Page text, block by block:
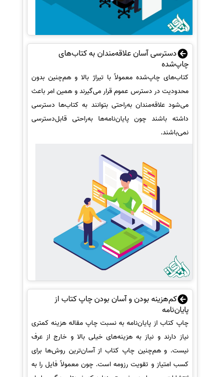
دسترسی آسان علاقه‌مندان به کتاب‌های
چاپ‌شده
کتاب‌های چاپ‌شده معمولاً با تیراژ بالا و هم‌چنین بدون
محدودیت در دسترس عموم قرار می‌گیرند و همین امر باعث
می‌شود علاقه‌مندان به‌راحتی بتوانند به کتاب‌ها دسترسی
داشته باشند چون پایان‌نامه‌ها به‌راحتی قابل‌دسترسی
نمی‌باشند.
کم‌هزینه بودن و آسان بودن چاپ کتاب از
پایان‌نامه
چاپ کتاب از پایان‌نامه به نسبت چاپ مقاله هزینه کمتری
نیاز دارند و نیاز به هزینه‌های خیلی بالا و خارج از عرف
نیست. و هم‌چنین چاپ کتاب از آسان‌ترین روش‌ها برای
کسب امتیاز و تقویت رزومه است. چون معمولاً فایل را به